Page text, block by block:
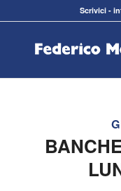
Scrivici -